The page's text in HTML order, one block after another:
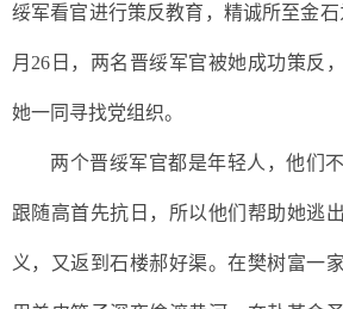
绥军看官进行策反教育，精诚所至金
月26日，两名晋绥军官被她成功策反
她一同寻找党组织。
两个晋绥军官都是年轻人，他们
跟随高首先抗日，所以他们帮助她逃
义，又返到石楼郝好渠。在樊树富一